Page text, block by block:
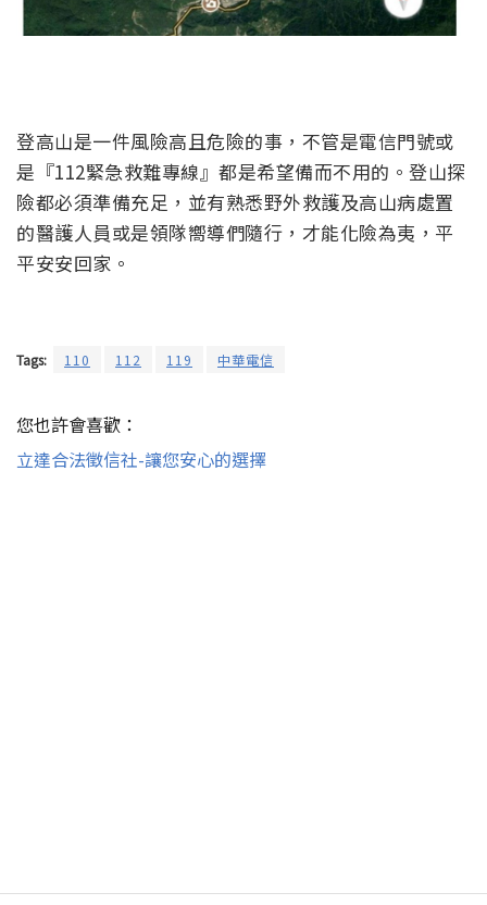
登高山是一件風險高且危險的事，不管是電信門號或
是『112緊急救難專線』都是希望備而不用的。登山探
險都必須準備充足，並有熟悉野外救護及高山病處置
的醫護人員或是領隊嚮導們隨行，才能化險為夷，平
平安安回家。
Tags: 110 112 119 中華電信
您也許會喜歡：
立達合法徵信社-讓您安心的選擇